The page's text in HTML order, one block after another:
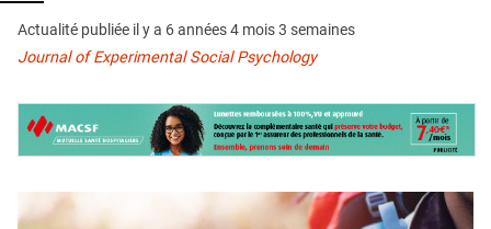
CONDITIONS GÉNÉRALES
CONTACT
Actualité publiée il y a 6 années 4 mois 3 semaines
Journal of Experimental Social Psychology